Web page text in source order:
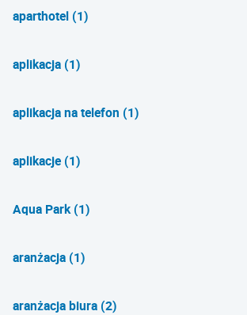
aparthotel (1)
aplikacja (1)
aplikacja na telefon (1)
aplikacje (1)
Aqua Park (1)
aranżacja (1)
aranżacja biura (2)